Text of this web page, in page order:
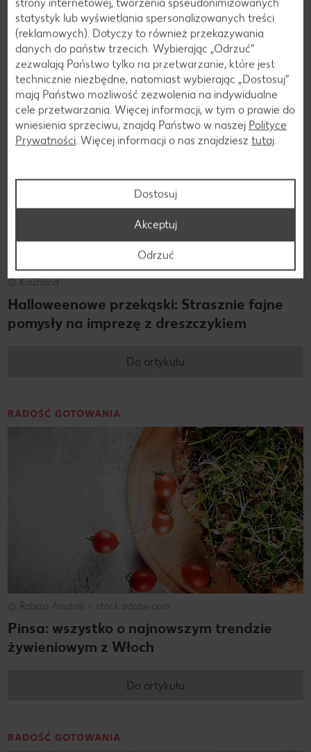
Do artykułu
RADOŚĆ GOTOWANIA
© Kaufland
Halloweenowe przekąski: Strasznie fajne
pomysły na imprezę z dreszczykiem
Do artykułu
RADOŚĆ GOTOWANIA
© Rabizo Anatolii – stock.adobe.com
Pinsa: wszystko o najnowszym trendzie
żywieniowym z Włoch
Do artykułu
RADOŚĆ GOTOWANIA
strony internetowej, tworzenia spseudonimizowanych
statystyk lub wyświetlania spersonalizowanych treści
(reklamowych). Dotyczy to również przekazywania
danych do państw trzecich. Wybierając „Odrzuć“
zezwalają Państwo tylko na przetwarzanie, które jest
technicznie niezbędne, natomiast wybierając „Dostosuj”
mają Państwo możliwość zezwolenia na indywidualne
cele przetwarzania. Więcej informacji, w tym o prawie do
wniesienia sprzeciwu, znajdą Państwo w naszej Polityce
Prywatności. Więcej informacji o nas znajdziesz tutaj.
Dostosuj
Odrzuć
Akceptuj